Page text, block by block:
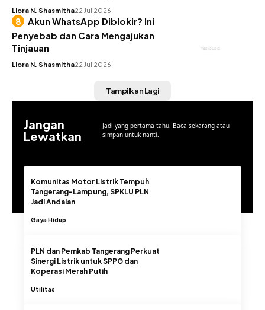
Liora N. Shasmitha22 Jul 2026
TEKNOLOGI
Akun WhatsApp Diblokir? Ini
Penyebab dan Cara Mengajukan
Tinjauan
Liora N. Shasmitha22 Jul 2026
Tampilkan Lagi
Jangan
Lewatkan
Jadi yang pertama tahu. Baca sekarang atau
simpan untuk nanti.
Komunitas Motor Listrik Tempuh
Tangerang-Lampung, SPKLU PLN
Jadi Andalan
Gaya Hidup
PLN dan Pemkab Tangerang Perkuat
Sinergi Listrik untuk SPPG dan
Koperasi Merah Putih
Utilitas